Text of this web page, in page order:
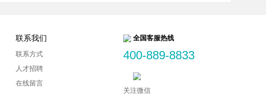
联系我们
联系方式
人才招聘
在线留言
全国客服热线
400-889-8833
关注微信